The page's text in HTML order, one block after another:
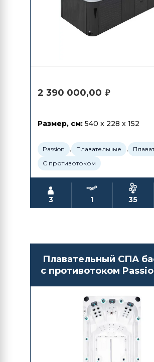
2 390 000,00 ₽
Размер, см: 540 x 228 x 152
Passion , Плавательные ,
С противотоком
3 1 35
Плавательный СПА
с противотоком